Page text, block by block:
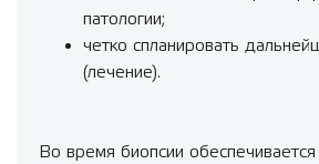
патологии;
четко спланировать
(лечение).
Во время биопсии